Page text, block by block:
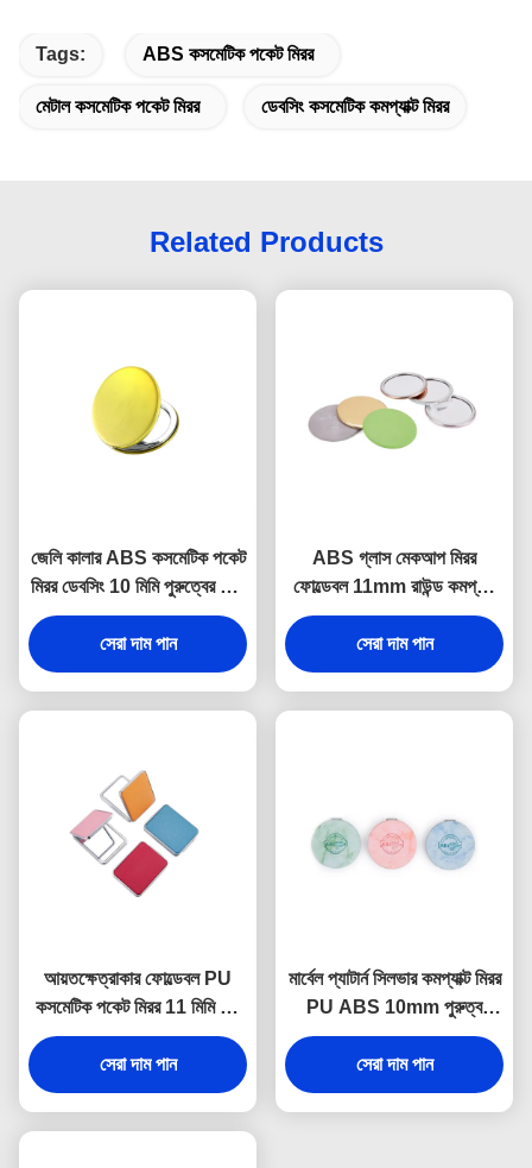
Tags: ABS কসমেটিক পকেট মিরর
মেটাল কসমেটিক পকেট মিরর ডেবসিং কসমেটিক কমপ্যাক্ট মিরর
Related Products
জেলি কালার ABS কসমেটিক পকেট
মিরর ডেবসিং 10 মিমি পুরুত্বের ছোট
হাতের আয়না
সেরা দাম পান
ABS গ্লাস মেকআপ মিরর
ফোল্ডেবল 11mm রাউন্ড কমপ্যাক্ট
মিরর লোগো PU লেদার
সেরা দাম পান
আয়তক্ষেত্রাকার ফোল্ডেবল PU
কসমেটিক পকেট মিরর 11 মিমি পুরু
ছোট ভ্রমণ আয়না
সেরা দাম পান
মার্বেল প্যাটার্ন সিলভার কমপ্যাক্ট মিরর
PU ABS 10mm পুরুত্ব
ফোল্ডেবল মেকআপ মিরর
সেরা দাম পান